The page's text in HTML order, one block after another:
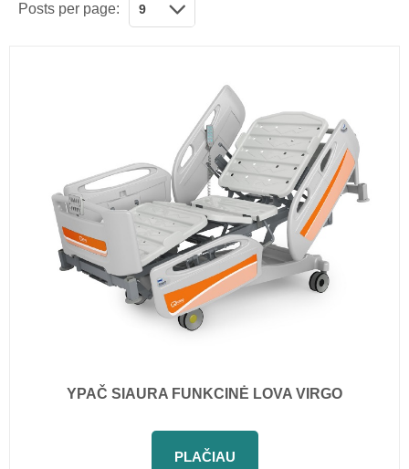
Posts per page: 9
YPAČ SIAURA FUNKCINĖ LOVA VIRGO
PLAČIAU